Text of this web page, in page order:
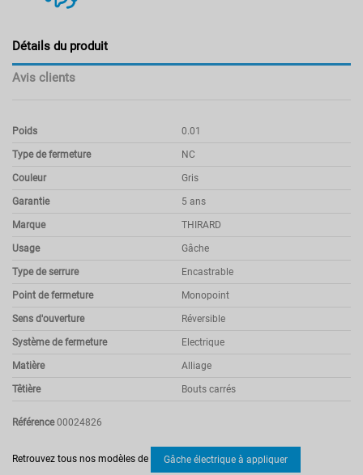
Détails du produit
Avis clients
Poids 0.01
Type de fermeture NC
Couleur Gris
Garantie 5 ans
Marque THIRARD
Usage Gâche
Type de serrure Encastrable
Point de fermeture Monopoint
Sens d'ouverture Réversible
Système de fermeture Electrique
Matière Alliage
Têtière Bouts carrés
Référence 00024826
Retrouvez tous nos modèles de
Gâche électrique à appliquer